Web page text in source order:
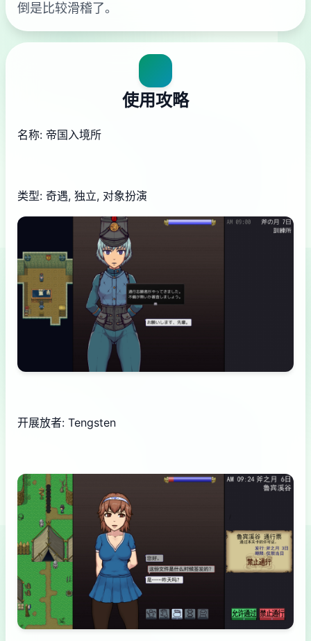
倒是比较滑稽了。
使用攻略
名称: 帝国入境所
类型: 奇遇, 独立, 对象扮演
开展放者: Tengsten